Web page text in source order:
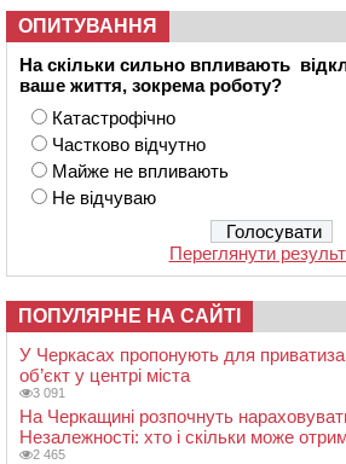
ОПИТУВАННЯ
На скільки сильно впливають
ваше життя, зокрема роботу?
Катастрофічно
Частково відчутно
Майже не впливають
Не відчуваю
Переглянути
ПОПУЛЯРНЕ НА САЙТІ
У Черкасах пропонують для
об’єкт у центрі міста
3 091
На Черкащині розпочнуть
Незалежності: хто і скільки може
2 465